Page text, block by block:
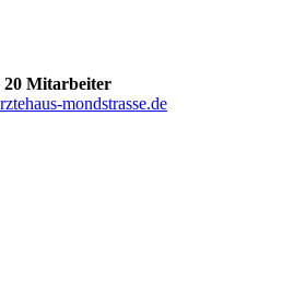
20 Mitarbeiter
mondstrasse.de